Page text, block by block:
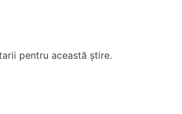
pentru această știre.